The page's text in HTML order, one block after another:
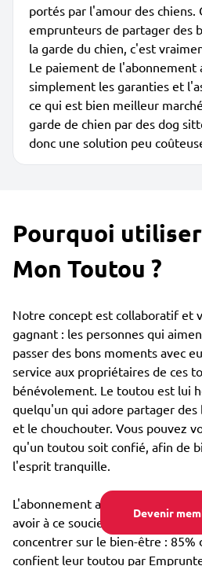
Devenir
portés par l'amour des chiens.
emprunteurs de partager des
la garde du chien, c'est
Le paiement de l'abonnement
simplement les garanties et
ce qui est bien meilleur
garde de chien par des dog
donc une solution peu
Pourquoi
Mon Toutou ?
Notre concept est collaboratif et
gagnant : les personnes qui
passer des bons moments avec
service aux propriétaires de ces
bénévolement. Le toutou est lui
quelqu'un qui adore partager des
et le chouchouter. Vous pouvez
qu'un toutou soit confié, afin de
l'esprit tranquille.
L'abonnement annuel très bon
avoir à ce soucier du coût de
concentrer sur le bien-être : 85%
confient leur toutou par